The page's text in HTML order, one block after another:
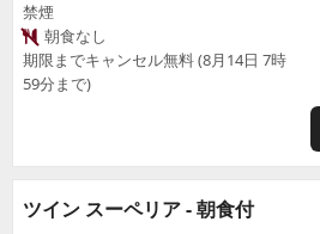
禁煙
朝食なし
期限までキャンセル無料 (8月14日 7時
59分まで)
ツイン スーペリア - 朝食付